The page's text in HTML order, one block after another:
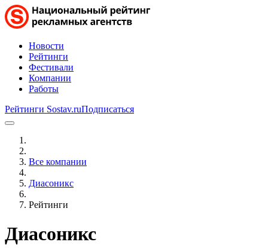
Новости
Рейтинги
Фестивали
Компании
Работы
Рейтинги Sostav.ruПодписаться
Все компании
Диасоникс
Рейтинги
Диасоникс